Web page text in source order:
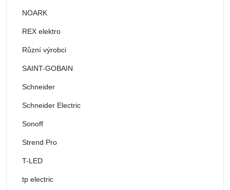
NOARK
REX elektro
Různí výrobci
SAINT-GOBAIN
Schneider
Schneider Electric
Sonoff
Strend Pro
T-LED
tp electric